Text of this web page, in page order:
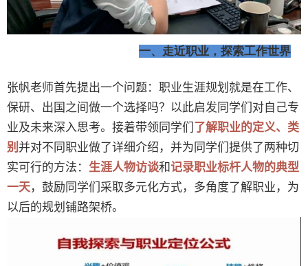
一、走近职业，探索工作世界
张帆老师首先提出一个问题：职业生涯规划就是在工作、
保研、出国之间做一个选择吗？以此启发同学们对自己专
业及未来深入思考。接着带领同学们
了解职业的定义、类
别 并对不同职业做了详细介绍，并为同学们提供了两种切
实可行的方法： 生涯人物访谈和记录职业标杆人物的典型
一天，鼓励同学们采取多元化方式，多角度了解职业，为
以后的规划铺路架桥。